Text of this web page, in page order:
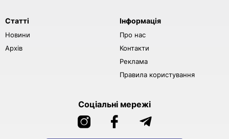
Статті
Новини
Архів
Інформація
Про нас
Контакти
Реклама
Правила користування
Соціальні мережі